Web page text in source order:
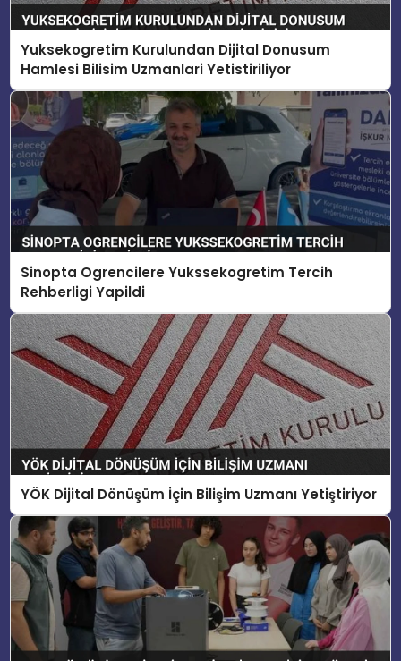
Yuksekogretim Kurulundan Dijital Donusum
Hamlesi Bilisim Uzmanlari Yetistiriliyor
Sinopta Ogrencilere Yukssekogretim Tercih
Rehberligi Yapildi
YÖK Dijital Dönüşüm İçin Bilişim Uzmanı Yetiştiriyor